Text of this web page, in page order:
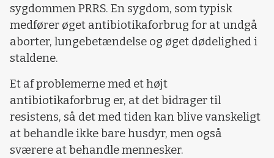
sygdommen PRRS. En sygdom, som typisk
medfører øget antibiotikaforbrug for at undgå
aborter, lungebetændelse og øget dødelighed i
staldene.
Et af problemerne med et højt
antibiotikaforbrug er, at det bidrager til
resistens, så det med tiden kan blive vanskeligt
at behandle ikke bare husdyr, men også
sværere at behandle mennesker.